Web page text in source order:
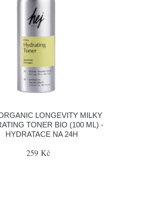
LONGEVITY MILKY
TONER BIO (100 ML) -
HYDRATACE NA 24H
259 Kč